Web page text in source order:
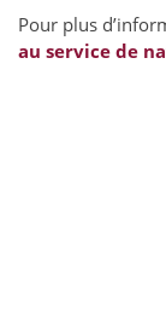
Pour plus
au service de